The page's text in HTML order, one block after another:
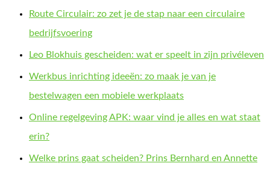
Route Circulair: zo zet je de stap naar een circulaire
bedrijfsvoering
Leo Blokhuis gescheiden: wat er speelt in zijn privéleven
Werkbus inrichting ideeën: zo maak je van je
bestelwagen een mobiele werkplaats
Online regelgeving APK: waar vind je alles en wat staat
erin?
Welke prins gaat scheiden? Prins Bernhard en Annette